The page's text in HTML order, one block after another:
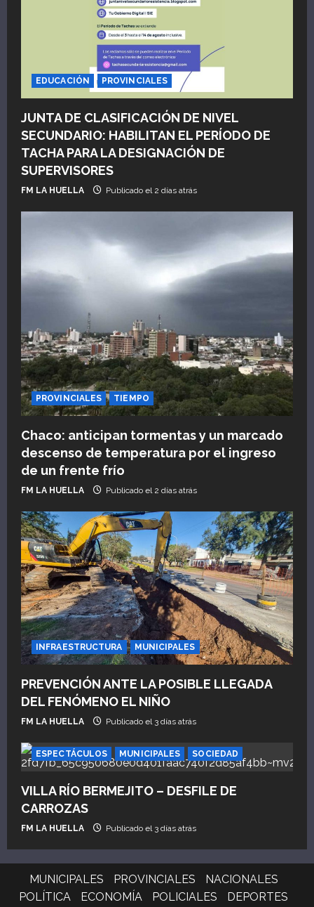
EDUCACIÓN PROVINCIALES
JUNTA DE CLASIFICACIÓN DE NIVEL
SECUNDARIO: HABILITAN EL PERÍODO DE
TACHA PARA LA DESIGNACIÓN DE
SUPERVISORES
FM LA HUELLA Publicado el 2 días atrás
PROVINCIALES TIEMPO
Chaco: anticipan tormentas y un marcado
descenso de temperatura por el ingreso
de un frente frío
FM LA HUELLA Publicado el 2 días atrás
INFRAESTRUCTURA MUNICIPALES
PREVENCIÓN ANTE LA POSIBLE LLEGADA
DEL FENÓMENO EL NIÑO
FM LA HUELLA Publicado el 3 días atrás
ESPECTÁCULOS MUNICIPALES SOCIEDAD
VILLA RÍO BERMEJITO – DESFILE DE
CARROZAS
FM LA HUELLA Publicado el 3 días atrás
MUNICIPALES PROVINCIALES
NACIONALES
POLÍTICA
ECONOMÍA POLICIALES DEPORTES